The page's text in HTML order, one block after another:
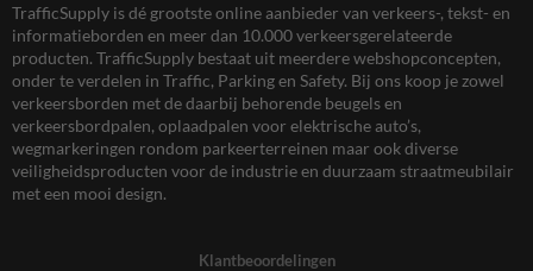
TrafficSupply is dé grootste online aanbieder van verkeers-, tekst- en
informatieborden en meer dan 10.000 verkeersgerelateerde
producten. TrafficSupply bestaat uit meerdere webshopconcepten,
onder te verdelen in Traffic, Parking en Safety. Bij ons koop je zowel
verkeersborden met de daarbij behorende beugels en
verkeersbordpalen, oplaadpalen voor elektrische auto’s,
wegmarkeringen rondom parkeerterreinen maar ook diverse
veiligheidsproducten voor de industrie en duurzaam straatmeubilair
met een mooi design.
Klantbeoordelingen